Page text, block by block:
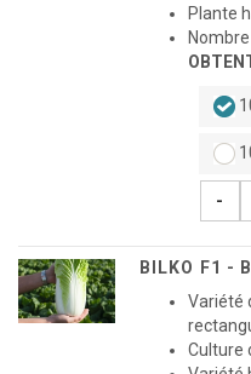
Plante
-
BILKO F1 -
Variété
Culture